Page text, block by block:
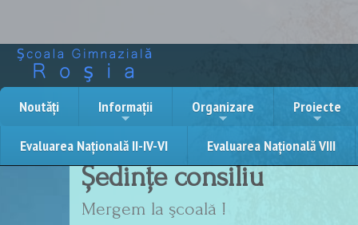
Noutăți Informații Organizare Proiecte
Evaluarea Națională II-IV-VI Evaluarea Națională VIII
Ședințe consiliu
Mergem la şcoală !